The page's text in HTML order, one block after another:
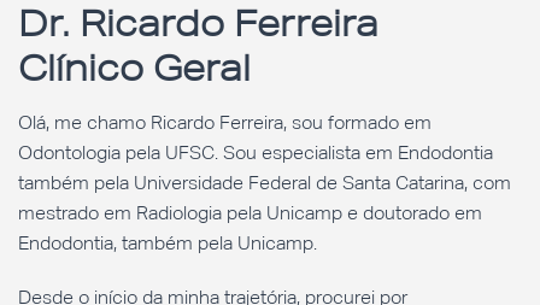
Dr. Ricardo Ferreira
Clínico Geral
Olá, me chamo Ricardo Ferreira, sou formado em
Odontologia pela UFSC. Sou especialista em Endodontia
também pela Universidade Federal de Santa Catarina, com
mestrado em Radiologia pela Unicamp e doutorado em
Endodontia, também pela Unicamp.
Desde o início da minha trajetória, procurei por